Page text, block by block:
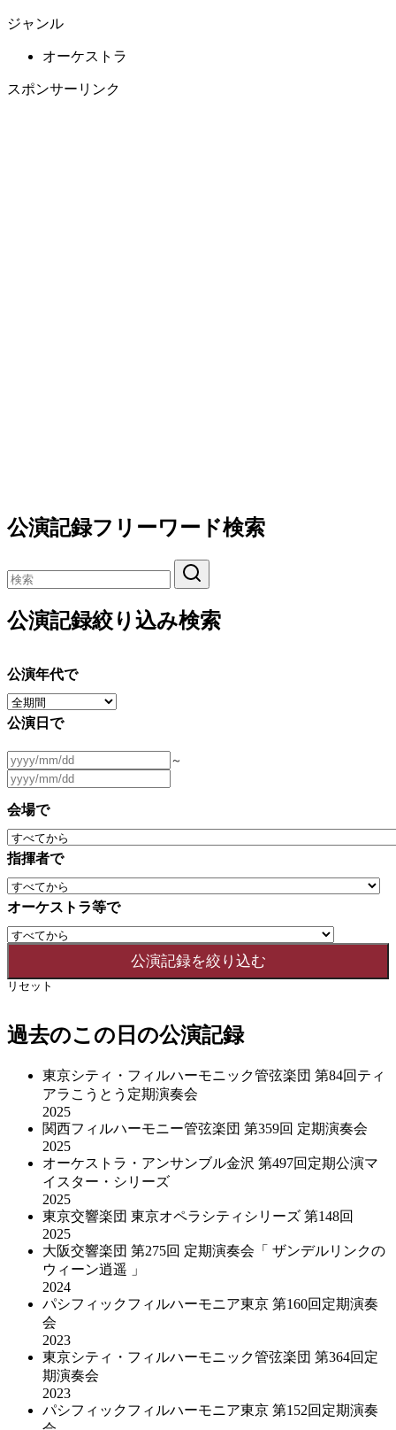
ジャンル
オーケストラ
スポンサーリンク
公演記録フリーワード検索
公演記録絞り込み検索
公演年代で
公演日で
～
会場で
指揮者で
オーケストラ等で
リセット
過去のこの日の公演記録
東京シティ・フィルハーモニック管弦楽団 第84回ティ
アラこうとう定期演奏会
2025
関西フィルハーモニー管弦楽団 第359回 定期演奏会
2025
オーケストラ・アンサンブル金沢 第497回定期公演マ
イスター・シリーズ
2025
東京交響楽団 東京オペラシティシリーズ 第148回
2025
大阪交響楽団 第275回 定期演奏会「 ザンデルリンクの
ウィーン逍遥 」
2024
パシフィックフィルハーモニア東京 第160回定期演奏
会
2023
東京シティ・フィルハーモニック管弦楽団 第364回定
期演奏会
2023
パシフィックフィルハーモニア東京 第152回定期演奏